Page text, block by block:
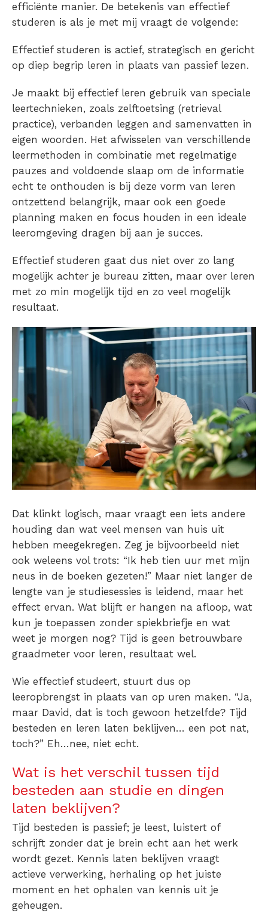
efficiënte manier. De betekenis van effectief
studeren is als je met mij vraagt de volgende:
Effectief studeren is actief, strategisch en gericht
op diep begrip leren in plaats van passief lezen.
Je maakt bij effectief leren gebruik van speciale
leertechnieken, zoals zelftoetsing (retrieval
practice), verbanden leggen and samenvatten in
eigen woorden. Het afwisselen van verschillende
leermethoden in combinatie met regelmatige
pauzes and voldoende slaap om de informatie
echt te onthouden is bij deze vorm van leren
ontzettend belangrijk, maar ook een goede
planning maken en focus houden in een ideale
leeromgeving dragen bij aan je succes.
Effectief studeren gaat dus niet over zo lang
mogelijk achter je bureau zitten, maar over leren
met zo min mogelijk tijd en zo veel mogelijk
resultaat.
Dat klinkt logisch, maar vraagt een iets andere
houding dan wat veel mensen van huis uit
hebben meegekregen. Zeg je bijvoorbeeld niet
ook weleens vol trots: “Ik heb tien uur met mijn
neus in de boeken gezeten!” Maar niet langer de
lengte van je studiesessies is leidend, maar het
effect ervan. Wat blijft er hangen na afloop, wat
kun je toepassen zonder spiekbriefje en wat
weet je morgen nog? Tijd is geen betrouwbare
graadmeter voor leren, resultaat wel.
Wie effectief studeert, stuurt dus op
leeropbrengst in plaats van op uren maken. “Ja,
maar David, dat is toch gewoon hetzelfde? Tijd
besteden en leren laten beklijven… een pot nat,
toch?” Eh…nee, niet echt.
Wat is het verschil tussen tijd
besteden aan studie en dingen
laten beklijven?
Tijd besteden is passief; je leest, luistert of
schrijft zonder dat je brein echt aan het werk
wordt gezet. Kennis laten beklijven vraagt
actieve verwerking, herhaling op het juiste
moment en het ophalen van kennis uit je
geheugen.